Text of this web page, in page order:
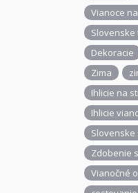
Vianoce
Slovenske
Dekoracie
Zima
Ihlicie na
Ihlicie
Slovenske
Zdobenie
Vianočné